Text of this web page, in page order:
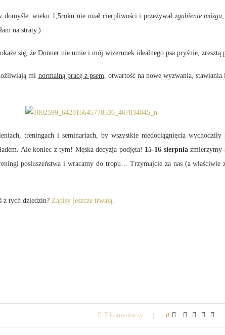
wieku 1,5roku nie miał cierpliwości i przeżywał zgubienie mózgu
na straty.)
się, że Donner nie umie i mój wizerunek idealnego psa pryśnie,
mi normalną pracę z psem, otwartość na nowe wyzwania,
i seminariach, by wszystkie niedociągnięcia wychodziły na
Ale koniec z tym! Męska decyzja podjęta! 15-16 sierpniazmierzymy
posłuszeństwa i wracamy do tropu… Trzymajcie za nas (a
z tych dziedzin? Zapisy jeszcze trwają.
7 komentarzy 0